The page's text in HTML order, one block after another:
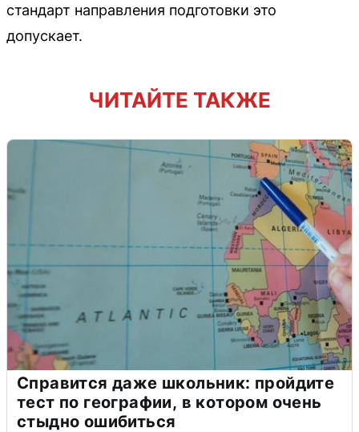
стандарт направления подготовки это
допускает.
ЧИТАЙТЕ ТАКЖЕ
Справится даже школьник: пройдите
тест по географии, в котором очень
стыдно ошибиться